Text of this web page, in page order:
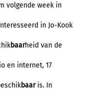
volgende week in
in Jo-Kook
baarheid van de
en internet, 17
baaris. In